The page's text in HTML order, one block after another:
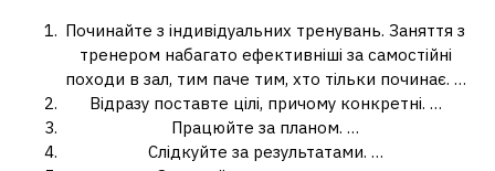
Починайте з індивідуальних тренувань. Заняття з
тренером набагато ефективніші за самостійні
походи в зал, тим паче тим, хто тільки починає. …
Відразу поставте цілі, причому конкретні. …
Працюйте за планом. …
Слідкуйте за результатами. …